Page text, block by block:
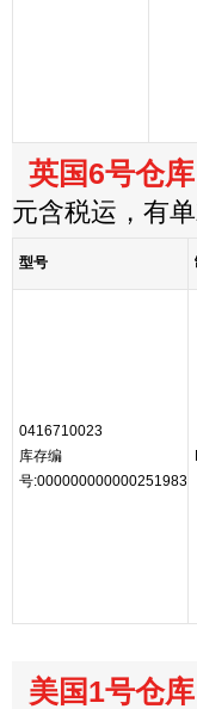
英国6号仓库
元含税运，有
型号
0416710023
库存编
号:000000000000251983
美国1号仓库